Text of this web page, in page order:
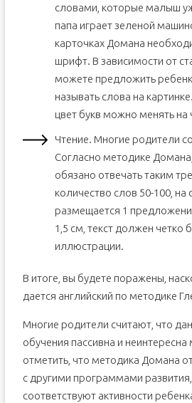
словами, которые малыш
папа играет зеленой
карточках Домана
шрифт. В зависимости от
можете предложить
называть слова на
цвет букв можно менять на
Чтение. Многие родители
Согласно методике
обязано отвечать таким
количество слов 50-100, на
размещается 1
1,5 см, текст должен четко
иллюстрации.
В итоге, вы будете поражены,
дается английский по методике
Многие родители считают, что
обучения пассивна и
отметить, что методика Домана
с другими программами
соответствуют активности